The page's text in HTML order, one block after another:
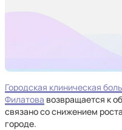
Городская клиническая
Филатова возвращается к
связано со снижением
городе.